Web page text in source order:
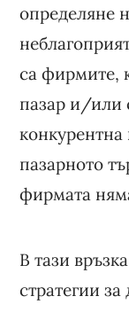
определяне
са фирмите,
пазар и/или
пазарното
фирмата
В тази
стратегии за